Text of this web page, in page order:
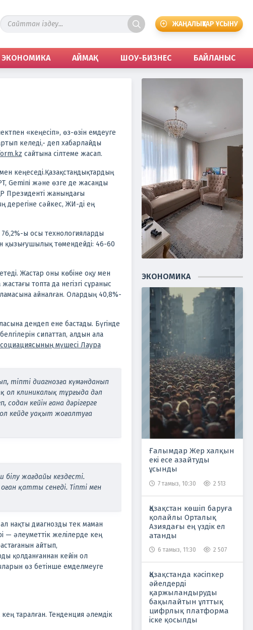
ЖАҢАЛЫҚТАР ҰСЫНУ
ЭКОНОМИКА АЙМАҚ ШОУ-БИЗНЕС БАЙЛАНЫС
«кеңесіп», өз-өзін емдеуге
келеді,- деп хабарлайды
сайтына сілтеме жасап.
кеңеседі.Қазақстандықтардың
Gemini және өзге де жасанды
Президенті жанындағы
дерегіне сәйкес, ЖИ-ді ең
ы осы технологияларды
қызығушылық төмендейді: 46-60
Жастар оны көбіне оқу мен
топта да негізгі сұраныс
айналған. Олардың 40,8%-
дендеп ене бастады. Бүгінде
сипаттап, алдын ала
мүшесі Лаура
тіпті диагнозға күмәнданып
ол клиникалық тұрғыда дәл
кейін ғана дәрігерге
ол кейде уақыт жоғалтуға
жағдайы кездесті.
қатты сенеді. Тіпті мен
ал нақты диагнозды тек маман
— әлеуметтік желілерде кең
айтып,
қолданғаннан кейін ол
өз бетінше емделмеуге
таралған. Тенденция әлемдік
ЭКОНОМИКА
Ғалымдар Жер халқын
екі есе азайтуды
ұсынды
7 тамыз, 10:30 2 513
Қазақстан көшіп баруға
қолайлы Орталық
Азиядағы ең үздік ел
атанды
6 тамыз, 11:30 2 507
Қазақстанда кәсіпкер
әйелдерді
қаржыландыруды
бақылайтын ұлттық
цифрлық платформа
іске қосылды